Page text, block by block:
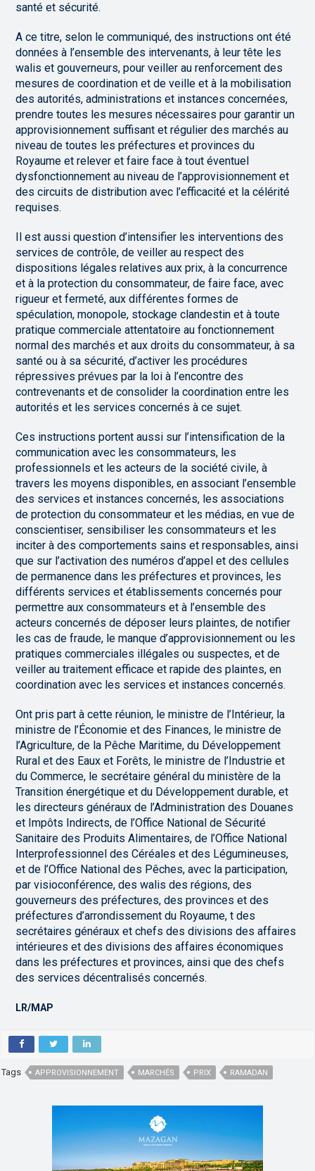
santé et sécurité.
A ce titre, selon le communiqué, des instructions ont été
données à l’ensemble des intervenants, à leur tête les
walis et gouverneurs, pour veiller au renforcement des
mesures de coordination et de veille et à la mobilisation
des autorités, administrations et instances concernées,
prendre toutes les mesures nécessaires pour garantir un
approvisionnement suffisant et régulier des marchés au
niveau de toutes les préfectures et provinces du
Royaume et relever et faire face à tout éventuel
dysfonctionnement au niveau de l’approvisionnement et
des circuits de distribution avec l’efficacité et la célérité
requises.
Il est aussi question d’intensifier les interventions des
services de contrôle, de veiller au respect des
dispositions légales relatives aux prix, à la concurrence
et à la protection du consommateur, de faire face, avec
rigueur et fermeté, aux différentes formes de
spéculation, monopole, stockage clandestin et à toute
pratique commerciale attentatoire au fonctionnement
normal des marchés et aux droits du consommateur, à sa
santé ou à sa sécurité, d’activer les procédures
répressives prévues par la loi à l’encontre des
contrevenants et de consolider la coordination entre les
autorités et les services concernés à ce sujet.
Ces instructions portent aussi sur l’intensification de la
communication avec les consommateurs, les
professionnels et les acteurs de la société civile, à
travers les moyens disponibles, en associant l’ensemble
des services et instances concernés, les associations
de protection du consommateur et les médias, en vue de
conscientiser, sensibiliser les consommateurs et les
inciter à des comportements sains et responsables, ainsi
que sur l’activation des numéros d’appel et des cellules
de permanence dans les préfectures et provinces, les
différents services et établissements concernés pour
permettre aux consommateurs et à l’ensemble des
acteurs concernés de déposer leurs plaintes, de notifier
les cas de fraude, le manque d’approvisionnement ou les
pratiques commerciales illégales ou suspectes, et de
veiller au traitement efficace et rapide des plaintes, en
coordination avec les services et instances concernés.
Ont pris part à cette réunion, le ministre de l’Intérieur, la
ministre de l’Économie et des Finances, le ministre de
l’Agriculture, de la Pêche Maritime, du Développement
Rural et des Eaux et Forêts, le ministre de l’Industrie et
du Commerce, le secrétaire général du ministère de la
Transition énergétique et du Développement durable, et
les directeurs généraux de l’Administration des Douanes
et Impôts Indirects, de l’Office National de Sécurité
Sanitaire des Produits Alimentaires, de l’Office National
Interprofessionnel des Céréales et des Légumineuses,
et de l’Office National des Pêches, avec la participation,
par visioconférence, des walis des régions, des
gouverneurs des préfectures, des provinces et des
préfectures d’arrondissement du Royaume, t des
secrétaires généraux et chefs des divisions des affaires
intérieures et des divisions des affaires économiques
dans les préfectures et provinces, ainsi que des chefs
des services décentralisés concernés.
LR/MAP
Tags APPROVISIONNEMENT MARCHÉS PRIX RAMADAN
,,